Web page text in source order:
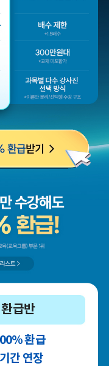
급반
환급
간 연장